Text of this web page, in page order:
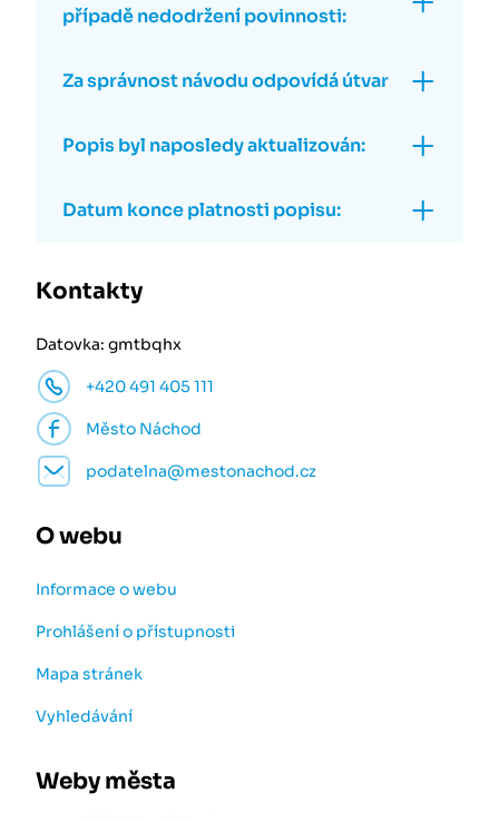
případě nedodržení povinnosti:
Za správnost návodu odpovídá útvar
Popis byl naposledy aktualizován:
Datum konce platnosti popisu:
Kontakty
Datovka: gmtbqhx
+420 491 405 111
Město Náchod
podatelna@mestonachod.cz
O webu
Informace o webu
Prohlášení o přístupnosti
Mapa stránek
Vyhledávání
Weby města